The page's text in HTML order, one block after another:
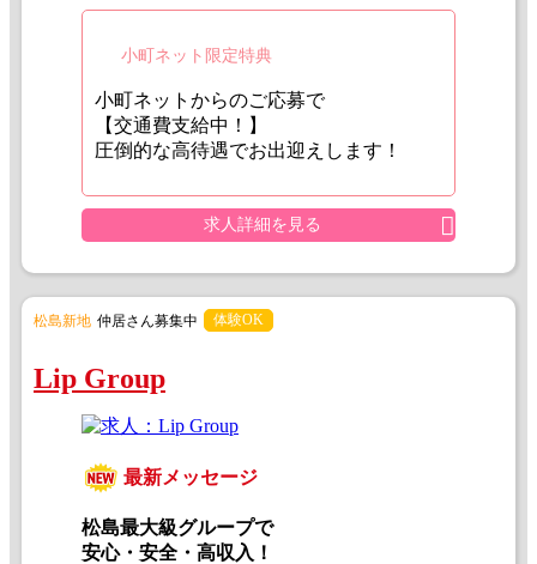
小町ネット限定特典
小町ネットからのご応募で
【交通費支給中！】
圧倒的な高待遇でお出迎えします！
求人詳細を見る
松島新地 仲居さん募集中 体験OK
Lip Group
最新メッセージ
松島最大級グループで
安心・安全・高収入！